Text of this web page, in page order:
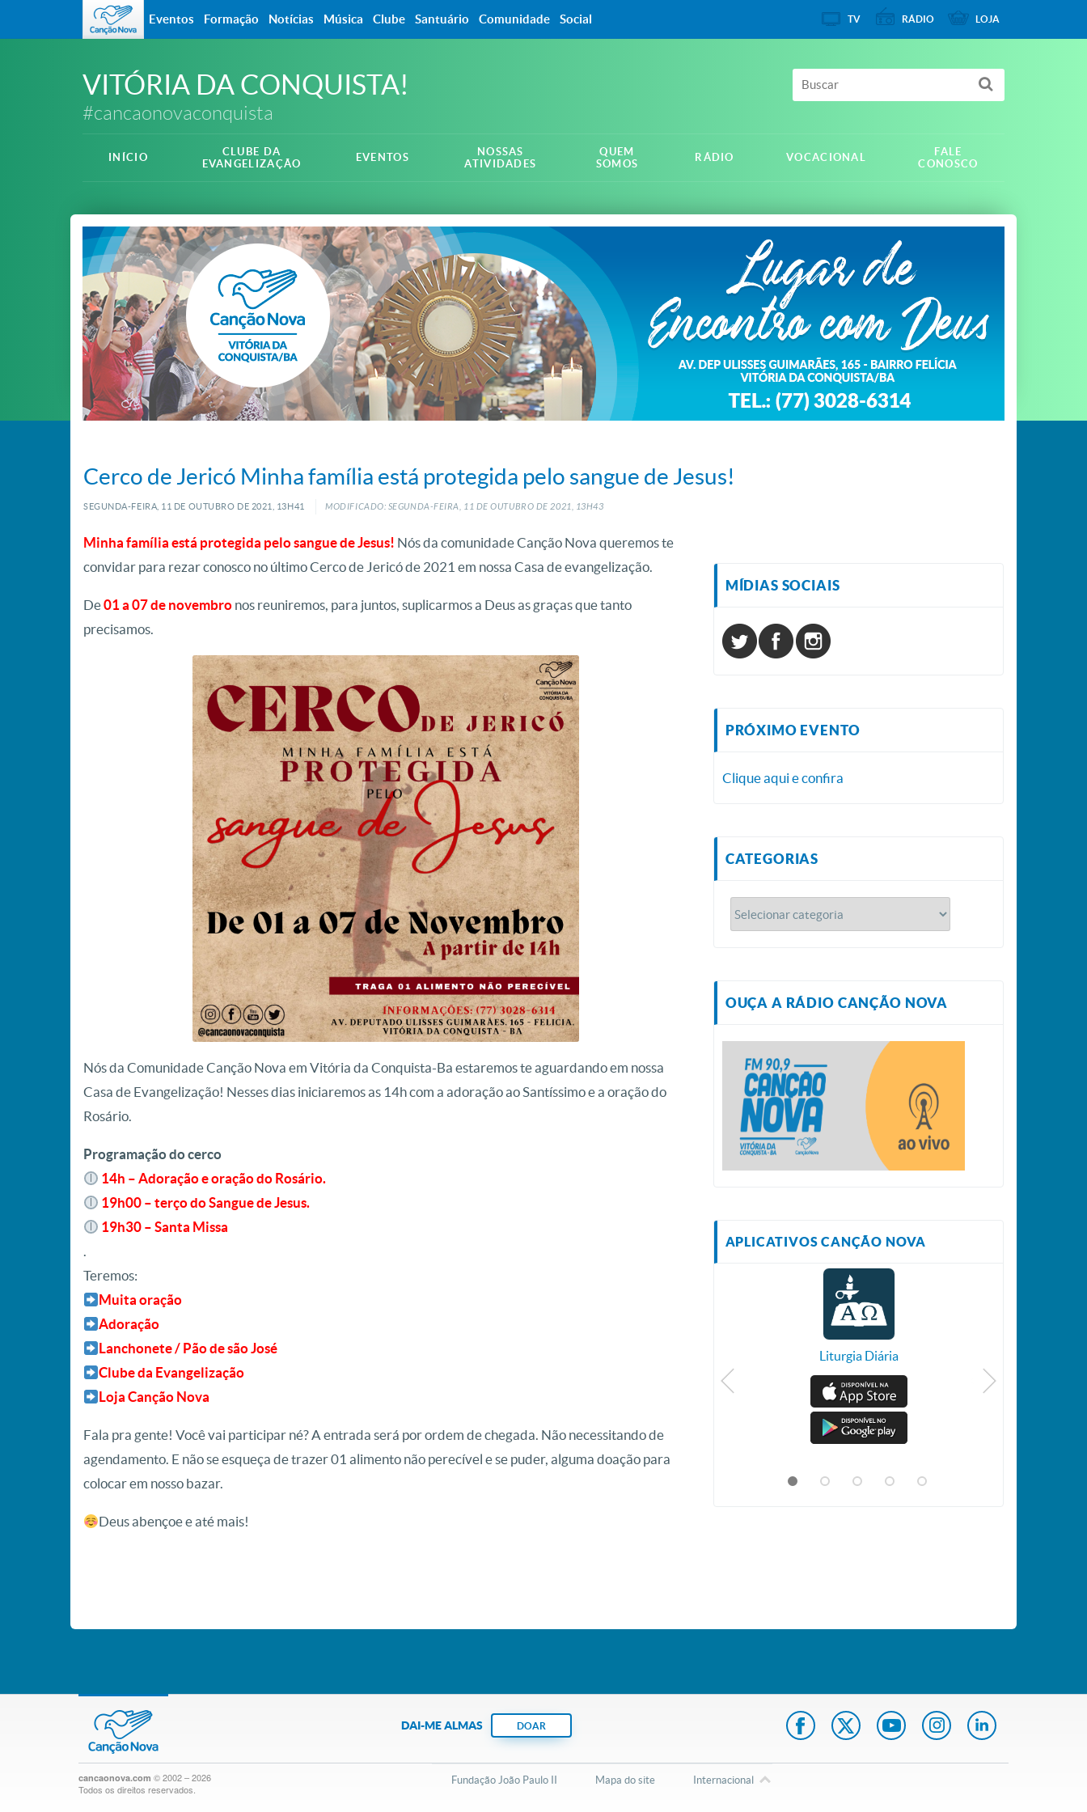
VITÓRIA DA CONQUISTA!
#cancaonovaconquista
INÍCIO
CLUBE DA
EVANGELIZAÇÃO
EVENTOS
NOSSAS
ATIVIDADES
QUEM
SOMOS
RÁDIO VOCACIONAL
FALE
CONOSCO
Cerco de Jericó Minha família está protegida pelo sangue de Jesus!
SEGUNDA-FEIRA, 11 DE OUTUBRO DE 2021, 13H41 MODIFICADO: SEGUNDA-FEIRA, 11 DEOUTUBRO DE2021, 13H43
Minha família está protegida pelo sangue de Jesus! Nós da comunidade Canção Nova queremos te
convidar para rezar conosco no último Cerco de Jericó de 2021 em nossa Casa de evangelização.
De01 a 07 de novembro nos reuniremos, para juntos, suplicarmos a Deus as graças que tanto
precisamos.
Nós da Comunidade Canção Nova em Vitória da Conquista-Ba estaremos te aguardando em nossa
Casa de Evangelização! Nesses dias iniciaremos as 14h com a adoração ao Santíssimo e a oração do
Rosário.
Programação do cerco
14h – Adoração e oração do Rosário.
19h00 – terço do Sangue de Jesus.
19h30 – Santa Missa
.
Teremos:
Muita oração
Adoração
Lanchonete / Pão de são José
Clube da Evangelização
Loja Canção Nova
Fala pra gente! Você vai participar né? A entrada será por ordem de chegada. Não necessitando de
agendamento. E não se esqueça de trazer 01 alimento não perecível e se puder, alguma doação para
colocar em nosso bazar.
Deus abençoe e até mais!
MÍDIAS SOCIAIS
PRÓXIMO EVENTO
Clique aqui e confira
CATEGORIAS
OUÇA A RÁDIO CANÇÃO NOVA
APLICATIVOS CANÇÃO NOVA
Liturgia Diária
Eventos Formação Notícias Música Clube Santuário Comunidade Social TV RÁDIO LOJA
DAI-ME ALMAS DOAR
Fundação João Paulo II Mapa do site Internacional
cancaonova.com © 2002 – 2026
Todos os direitos reservados.